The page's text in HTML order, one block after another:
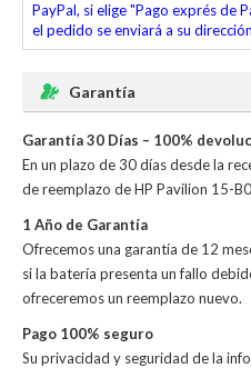
PayPal, si elige "Pago exprés de
el pedido se enviará a su
Garantía
Garantía 30 Días – 100%
En un plazo de 30 días desde la
de reemplazo de HP Pavilion 15-
1 Año de Garantía
Ofrecemos una garantía de 12
si la batería presenta un fallo
ofreceremos un reemplazo nuevo.
Pago 100% seguro
Su privacidad y seguridad de la